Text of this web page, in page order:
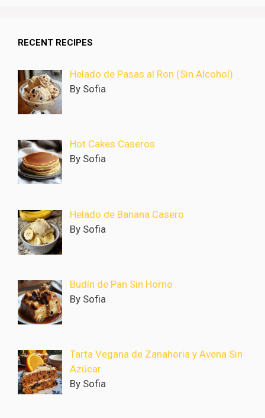
RECENT RECIPES
Helado de Pasas al Ron (Sin Alcohol)
By Sofia
Hot Cakes Caseros
By Sofia
Helado de Banana Casero
By Sofia
Budín de Pan Sin Horno
By Sofia
Tarta Vegana de Zanahoria y Avena Sin
Azúcar
By Sofia